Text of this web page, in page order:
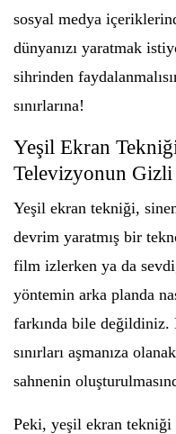
sosyal medya
dünyanızı yaratmak
sihrinden
sınırlarına!
Yeşil Ekran
Televizyonun Gizli
Yeşil ekran tekniği,
devrim yaratmış bir
film izlerken ya da
yöntemin arka planda
farkında bile değildiniz.
sınırları aşmanıza
sahnenin
Peki, yeşil ekran